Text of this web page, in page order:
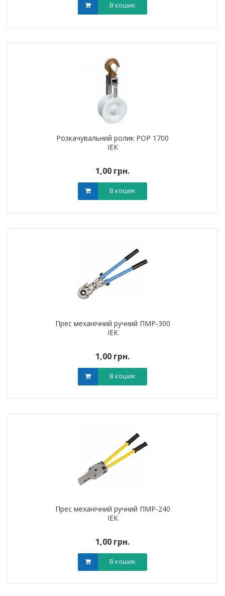
В кошик
Розкачувальний ролик РОР 1700
ІЕК
1,00 грн.
В кошик
Прес механічний ручний ПМР-300
ІЕК
1,00 грн.
В кошик
Прес механічний ручний ПМР-240
ІЕК
1,00 грн.
В кошик